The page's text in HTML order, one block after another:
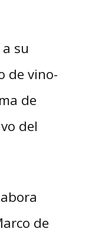
su
de vino-
de
del
de